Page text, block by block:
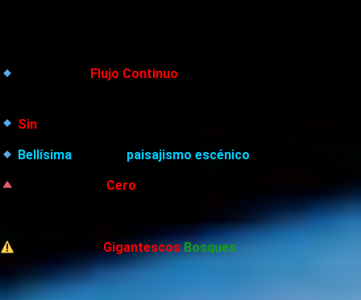
Flujo Continuo
Sin
Bellísima paisajismo escénico
Cero
Se Desarrollan Gigantescos Bosques.